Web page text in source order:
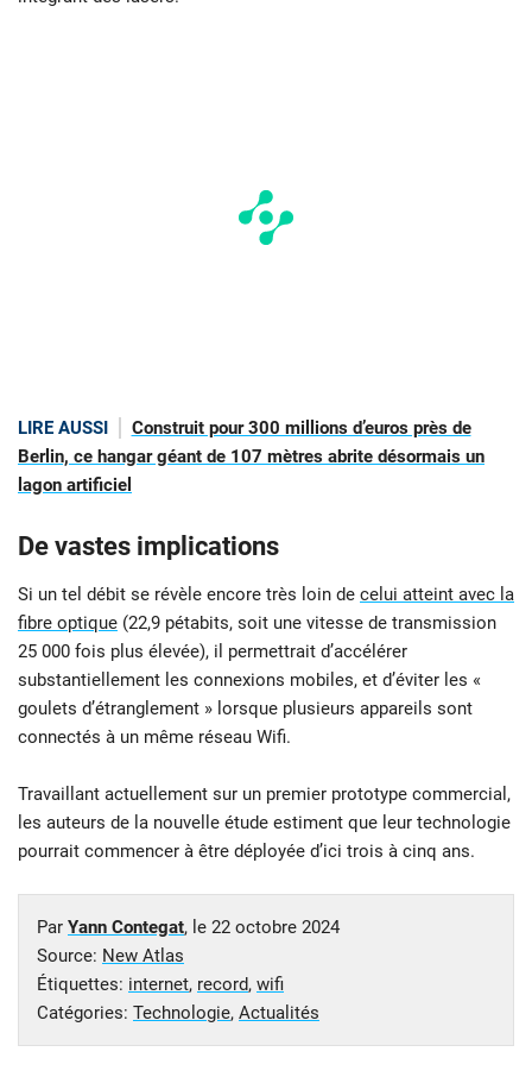
LIRE AUSSI
Construit pour 300 millions d’euros près de
Berlin, ce hangar géant de 107 mètres abrite désormais un
lagon artificiel
De vastes implications
Si un tel débit se révèle encore très loin de celui atteint avec la
fibre optique (22,9 pétabits, soit une vitesse de transmission
25 000 fois plus élevée), il permettrait d’accélérer
substantiellement les connexions mobiles, et d’éviter les «
goulets d’étranglement » lorsque plusieurs appareils sont
connectés à un même réseau Wifi.
Travaillant actuellement sur un premier prototype commercial,
les auteurs de la nouvelle étude estiment que leur technologie
pourrait commencer à être déployée d’ici trois à cinq ans.
Par Yann Contegat, le 22 octobre 2024
Source: New Atlas
Étiquettes: internet, record, wifi
Catégories: Technologie, Actualités